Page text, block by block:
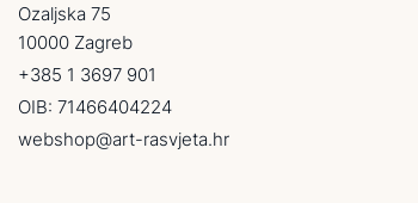
Ozaljska 75
10000 Zagreb
+385 1 3697 901
OIB: 71466404224
webshop@art-rasvjeta.hr